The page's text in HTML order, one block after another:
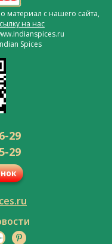
материал с нашего сайта,
на нас
Spices
29
29